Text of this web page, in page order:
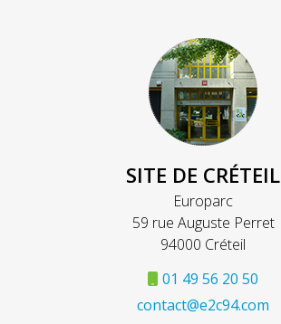
SITE DE CRÉTEIL
Europarc
59 rue Auguste Perret
94000 Créteil
01 49 56 20 50
contact@e2c94.com